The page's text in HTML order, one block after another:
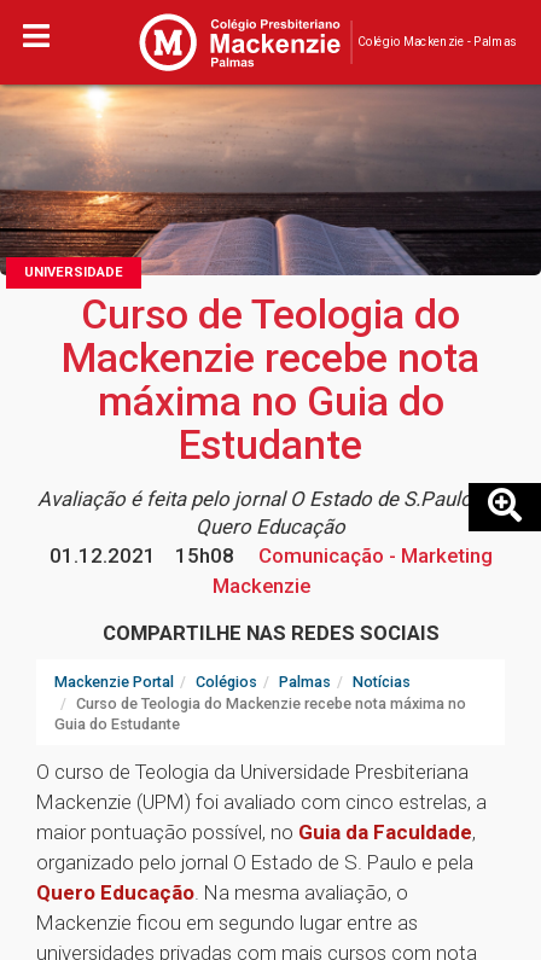
Colégio Mackenzie - Palmas
UNIVERSIDADE
Curso de Teologia do
Mackenzie recebe nota
máxima no Guia do
Estudante
Avaliação é feita pelo jornal O Estado de S.Paulo e a
Quero Educação
01.12.2021
15h08
Comunicação - Marketing
Mackenzie
COMPARTILHE NAS REDES SOCIAIS
Mackenzie Portal Colégios Palmas
Notícias
Curso de Teologia do Mackenzie recebe nota máxima no
Guia do Estudante
O curso de Teologia da Universidade Presbiteriana
Mackenzie (UPM) foi avaliado com cinco estrelas, a
maior pontuação possível, no Guia da Faculdade,
organizado pelo jornal O Estado de S. Paulo e pela
Quero Educação. Na mesma avaliação, o
Mackenzie ficou em segundo lugar entre as
universidades privadas com mais cursos com nota